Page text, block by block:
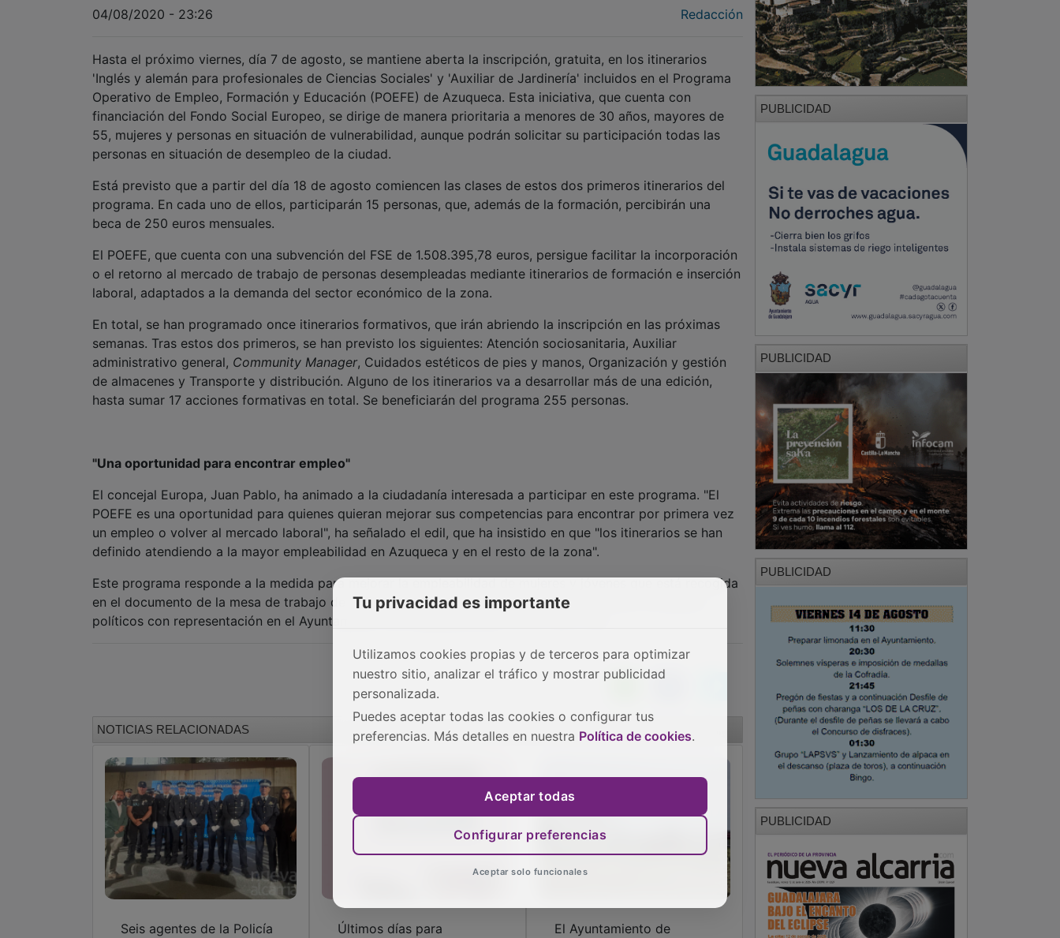
04/08/2020 - 23:26 Redacción
Hasta el próximo viernes, día 7 de agosto, se mantiene aberta la inscripción, gratuita, en los itinerarios
'Inglés y alemán para profesionales de Ciencias Sociales' y 'Auxiliar de Jardinería' incluidos en el Programa
Operativo de Empleo, Formación y Educación (POEFE) de Azuqueca. Esta iniciativa, que cuenta con
financiación del Fondo Social Europeo, se dirige de manera prioritaria a menores de 30 años, mayores de
55, mujeres y personas en situación de vulnerabilidad, aunque podrán solicitar su participación todas las
personas en situación de desempleo de la ciudad.
Está previsto que a partir del día 18 de agosto comiencen las clases de estos dos primeros itinerarios del
programa. En cada uno de ellos, participarán 15 personas, que, además de la formación, percibirán una
beca de 250 euros mensuales.
El POEFE, que cuenta con una subvención del FSE de 1.508.395,78 euros, persigue facilitar la incorporación
o el retorno al mercado de trabajo de personas desempleadas mediante itinerarios de formación e inserción
laboral, adaptados a la demanda del sector económico de la zona.
En total, se han programado once itinerarios formativos, que irán abriendo la inscripción en las próximas
semanas. Tras estos dos primeros, se han previsto los siguientes: Atención sociosanitaria, Auxiliar
administrativo general, Community Manager, Cuidados estéticos de pies y manos, Organización y gestión
de almacenes y Transporte y distribución. Alguno de los itinerarios va a desarrollar más de una edición,
hasta sumar 17 acciones formativas en total. Se beneficiarán del programa 255 personas.
"Una oportunidad para encontrar empleo"
El concejal Europa, Juan Pablo, ha animado a la ciudadanía interesada a participar en este programa. "El
POEFE es una oportunidad para quienes quieran mejorar sus competencias para encontrar por primera vez
un empleo o volver al mercado laboral", ha señalado el edil, que ha insistido en que "los itinerarios se han
definido atendiendo a la mayor empleabilidad en Azuqueca y en el resto de la zona".
Este programa responde a la medida para mejorar la empleabilidad de mujeres y jóvenes que está recogida
en el documento de la mesa de trabajo de la COVID-19 que suscribieron el 1 de junio todos los grupos
políticos con representación en el Ayuntamiento de Azuqueca(PSOE, IU, PP, Vox y Cs).
NOTICIAS RELACIONADAS
Seis agentes de la Policía
Últimos días para
El Ayuntamiento de
PUBLICIDAD
PUBLICIDAD
PUBLICIDAD
PUBLICIDAD
Tu privacidad es importante
Utilizamos cookies propias y de terceros para optimizar
nuestro sitio, analizar el tráfico y mostrar publicidad
personalizada.
Puedes aceptar todas las cookies o configurar tus
preferencias. Más detalles en nuestra Política de cookies.
Aceptar todas
Configurar preferencias
Aceptar solo funcionales